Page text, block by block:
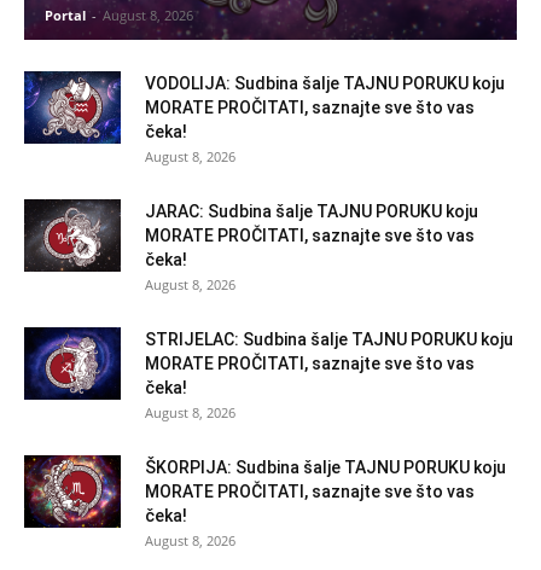
Portal - August 8, 2026
VODOLIJA: Sudbina šalje TAJNU PORUKU koju
MORATE PROČITATI, saznajte sve što vas
čeka!
August 8, 2026
JARAC: Sudbina šalje TAJNU PORUKU koju
MORATE PROČITATI, saznajte sve što vas
čeka!
August 8, 2026
STRIJELAC: Sudbina šalje TAJNU PORUKU koju
MORATE PROČITATI, saznajte sve što vas
čeka!
August 8, 2026
ŠKORPIJA: Sudbina šalje TAJNU PORUKU koju
MORATE PROČITATI, saznajte sve što vas
čeka!
August 8, 2026